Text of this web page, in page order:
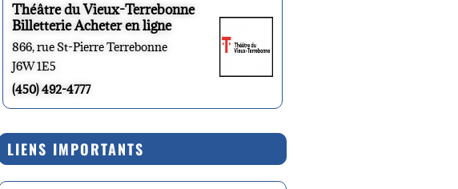
Théâtre du Vieux-Terrebonne
Billetterie Acheter en ligne
866, rue St-Pierre Terrebonne
J6W 1E5
(450) 492-4777
LIENS IMPORTANTS